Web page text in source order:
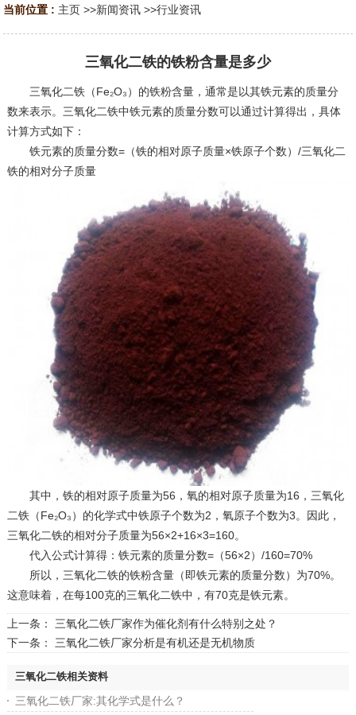
当前位置 : 主页 >>新闻资讯 >>行业资讯
三氧化二铁的铁粉含量是多少
三氧化二铁（Fe₂O₃）的铁粉含量，通常是以其铁元素的质量分
数来表示。三氧化二铁中铁元素的质量分数可以通过计算得出，具体
计算方式如下：
铁元素的质量分数=（铁的相对原子质量×铁原子个数）/三氧化二
铁的相对分子质量
其中，铁的相对原子质量为56，氧的相对原子质量为16，三氧化
二铁（Fe₂O₃）的化学式中铁原子个数为2，氧原子个数为3。因此，
三氧化二铁的相对分子质量为56×2+16×3=160。
代入公式计算得：铁元素的质量分数=（56×2）/160=70%
所以，‌三氧化二铁的铁粉含量（即铁元素的质量分数）为70%‌。
这意味着，在每100克的三氧化二铁中，有70克是铁元素。
上一条： 三氧化二铁厂家作为催化剂有什么特别之处？
下一条： 三氧化二铁厂家分析是有机还是无机物质
三氧化二铁相关资料
三氧化二铁厂家:其化学式是什么？